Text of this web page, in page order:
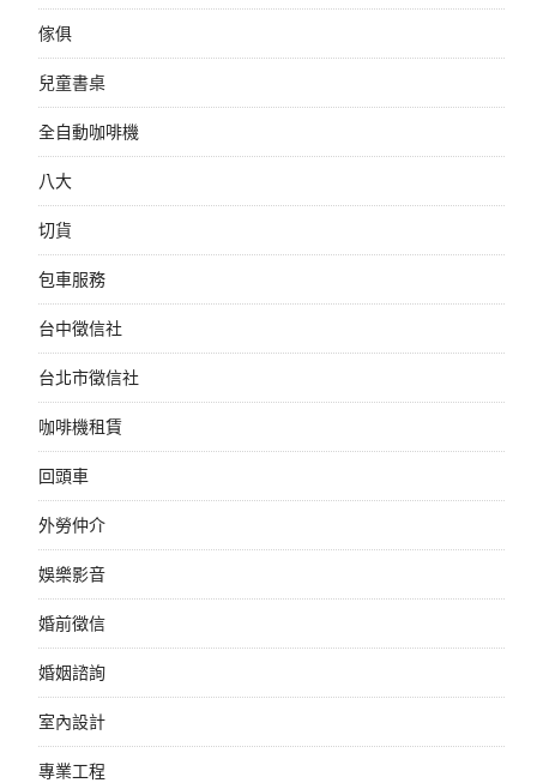
傢俱
兒童書桌
全自動咖啡機
八大
切貨
包車服務
台中徵信社
台北市徵信社
咖啡機租賃
回頭車
外勞仲介
娛樂影音
婚前徵信
婚姻諮詢
室內設計
專業工程